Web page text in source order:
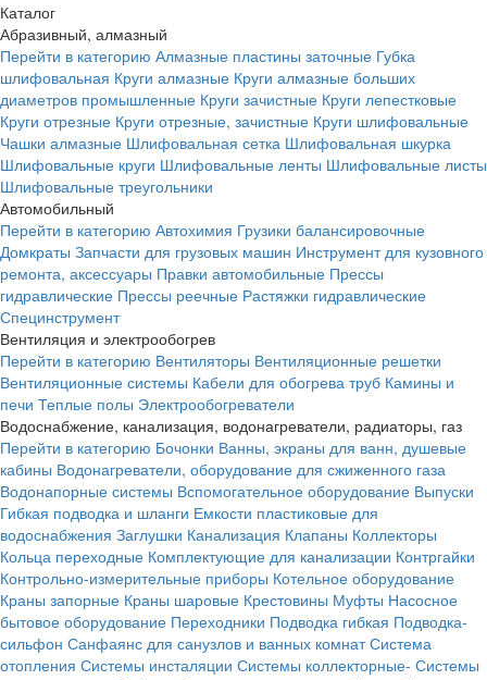
Каталог
Абразивный, алмазный
Перейти в категорию Алмазные пластины заточные Губка
шлифовальная Круги алмазные Круги алмазные больших
диаметров промышленные Круги зачистные Круги лепестковые
Круги отрезные Круги отрезные, зачистные Круги шлифовальные
Чашки алмазные Шлифовальная сетка Шлифовальная шкурка
Шлифовальные круги Шлифовальные ленты Шлифовальные листы
Шлифовальные треугольники
Автомобильный
Перейти в категорию Автохимия Грузики балансировочные
Домкраты Запчасти для грузовых машин Инструмент для кузовного
ремонта, аксессуары Правки автомобильные Прессы
гидравлические Прессы реечные Растяжки гидравлические
Специнструмент
Вентиляция и электрообогрев
Перейти в категорию Вентиляторы Вентиляционные решетки
Вентиляционные системы Кабели для обогрева труб Камины и
печи Теплые полы Электрообогреватели
Водоснабжение, канализация, водонагреватели, радиаторы, газ
Перейти в категорию Бочонки Ванны, экраны для ванн, душевые
кабины Водонагреватели, оборудование для сжиженного газа
Водонапорные системы Вспомогательное оборудование Выпуски
Гибкая подводка и шланги Емкости пластиковые для
водоснабжения Заглушки Канализация Клапаны Коллекторы
Кольца переходные Комплектующие для канализации Контргайки
Контрольно-измерительные приборы Котельное оборудование
Краны запорные Краны шаровые Крестовины Муфты Насосное
бытовое оборудование Переходники Подводка гибкая Подводка-
сильфон Санфаянс для санузлов и ванных комнат Система
отопления Системы инсталяции Системы коллекторные- Системы